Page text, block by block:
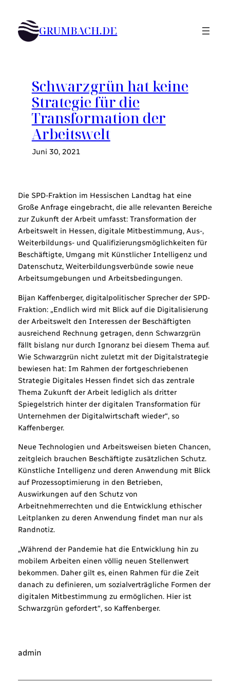
Inhalt
springen GRUMBACH.DE
Schwarzgrün hat keine
Strategie für die
Transformation der
Arbeitswelt
Juni 30, 2021
Die SPD-Fraktion im Hessischen Landtag hat eine
Große Anfrage eingebracht, die alle relevanten Bereiche
zur Zukunft der Arbeit umfasst: Transformation der
Arbeitswelt in Hessen, digitale Mitbestimmung, Aus-,
Weiterbildungs- und Qualifizierungsmöglichkeiten für
Beschäftigte, Umgang mit Künstlicher Intelligenz und
Datenschutz, Weiterbildungsverbünde sowie neue
Arbeitsumgebungen und Arbeitsbedingungen.
Bijan Kaffenberger, digitalpolitischer Sprecher der SPD-
Fraktion: „Endlich wird mit Blick auf die Digitalisierung
der Arbeitswelt den Interessen der Beschäftigten
ausreichend Rechnung getragen, denn Schwarzgrün
fällt bislang nur durch Ignoranz bei diesem Thema auf.
Wie Schwarzgrün nicht zuletzt mit der Digitalstrategie
bewiesen hat: Im Rahmen der fortgeschriebenen
Strategie Digitales Hessen findet sich das zentrale
Thema Zukunft der Arbeit lediglich als dritter
Spiegelstrich hinter der digitalen Transformation für
Unternehmen der Digitalwirtschaft wieder“, so
Kaffenberger.
Neue Technologien und Arbeitsweisen bieten Chancen,
zeitgleich brauchen Beschäftigte zusätzlichen Schutz.
Künstliche Intelligenz und deren Anwendung mit Blick
auf Prozessoptimierung in den Betrieben,
Auswirkungen auf den Schutz von
Arbeitnehmerrechten und die Entwicklung ethischer
Leitplanken zu deren Anwendung findet man nur als
Randnotiz.
„Während der Pandemie hat die Entwicklung hin zu
mobilem Arbeiten einen völlig neuen Stellenwert
bekommen. Daher gilt es, einen Rahmen für die Zeit
danach zu definieren, um sozialverträgliche Formen der
digitalen Mitbestimmung zu ermöglichen. Hier ist
Schwarzgrün gefordert“, so Kaffenberger.
admin